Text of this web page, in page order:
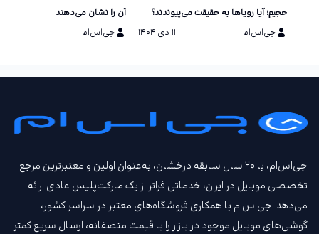
حجیم؛ آیا رویاها به حقیقت می‌پیوندند؟
جی‌اس‌ام
۱۱ دی ۱۴۰۴
آن را نشان می‌دهند
جی‌اس‌ام
جی‌اس‌ام، با ۲۰ سال سابقه درخشان، به‌عنوان اولین و معتبرترین مرجع
تخصصی موبایل در ایران، خدماتی فراتر از یک مارکت‌پلیس عادی ارائه
می‌دهد. جی‌اس‌ام با همکاری فروشگاه‌های معتبر در سراسر کشور،
گوشی‌های موبایل موجود در بازار را با قیمت‌ منصفانه، ارسال سریع کمتر